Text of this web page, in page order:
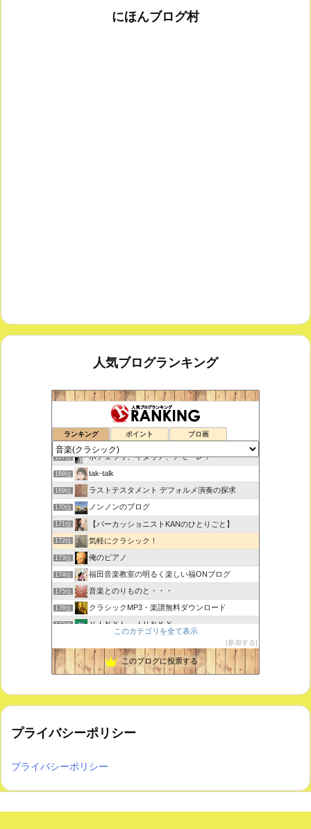
にほんブログ村
人気ブログランキング
ランキング ポイント ブロ画
思えば遠くへ来たもんだ
166位 室内楽コンサート・レッスンいたします
167位 ボチェッリ、イタリア、アモーレ！
168位 tak-talk
169位 ラストテスタメント デフォルメ演奏の探求
170位 ノンノンのブログ
171位 【パーカッショニストKANのひとりごと】
172位 気軽にクラシック！
173位 俺のピアノ
174位 福田音楽教室の明るく楽しい福ONブログ
175位 音楽とのりものと・・・
176位 クラシックMP3・楽譜無料ダウンロード
177位 ＶＩＮＹＬ ＪＵＮＫＹ
179位 未来の音楽研究所 音楽哲学・思想 平林 遼
このカテゴリを全て表示
参加する
このブログに投票する
プライバシーポリシー
プライバシーポリシー